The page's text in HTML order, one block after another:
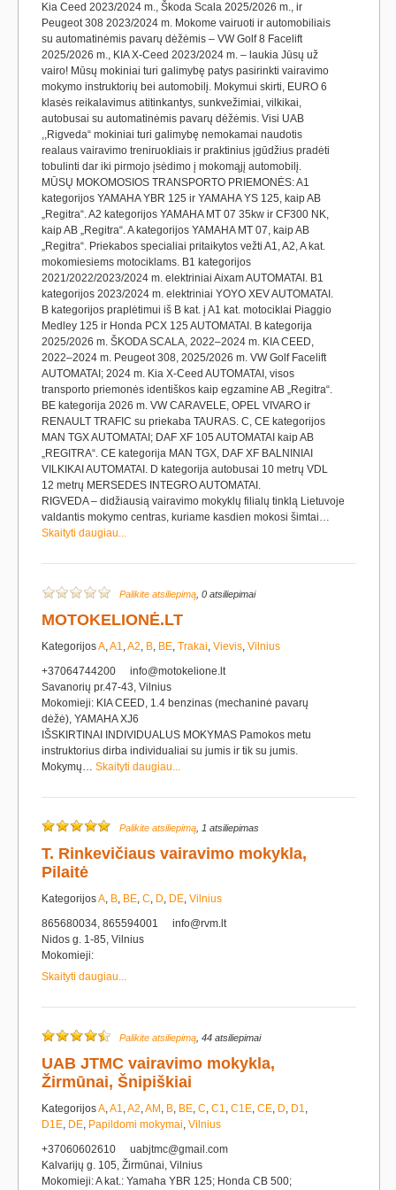
Kia Ceed 2023/2024 m., Škoda Scala 2025/2026 m., ir
Peugeot 308 2023/2024 m. Mokome vairuoti ir automobiliais
su automatinėmis pavarų dėžėmis – VW Golf 8 Facelift
2025/2026 m., KIA X-Ceed 2023/2024 m. – laukia Jūsų už
vairo! Mūsų mokiniai turi galimybę patys pasirinkti vairavimo
mokymo instruktorių bei automobilį. Mokymui skirti, EURO 6
klasės reikalavimus atitinkantys, sunkvežimiai, vilkikai,
autobusai su automatinėmis pavarų dėžėmis. Visi UAB
,,Rigveda“ mokiniai turi galimybę nemokamai naudotis
realaus vairavimo treniruokliais ir praktinius įgūdžius pradėti
tobulinti dar iki pirmojo įsėdimo į mokomąjį automobilį.
MŪSŲ MOKOMOSIOS TRANSPORTO PRIEMONĖS: A1
kategorijos YAMAHA YBR 125 ir YAMAHA YS 125, kaip AB
„Regitra“. A2 kategorijos YAMAHA MT 07 35kw ir CF300 NK,
kaip AB „Regitra“. A kategorijos YAMAHA MT 07, kaip AB
„Regitra“. Priekabos specialiai pritaikytos vežti A1, A2, A kat.
mokomiesiems motociklams. B1 kategorijos
2021/2022/2023/2024 m. elektriniai Aixam AUTOMATAI. B1
kategorijos 2023/2024 m. elektriniai YOYO XEV AUTOMATAI.
B kategorijos praplėtimui iš B kat. į A1 kat. motociklai Piaggio
Medley 125 ir Honda PCX 125 AUTOMATAI. B kategorija
2025/2026 m. ŠKODA SCALA, 2022–2024 m. KIA CEED,
2022–2024 m. Peugeot 308, 2025/2026 m. VW Golf Facelift
AUTOMATAI; 2024 m. Kia X-Ceed AUTOMATAI, visos
transporto priemonės identiškos kaip egzamine AB „Regitra“.
BE kategorija 2026 m. VW CARAVELE, OPEL VIVARO ir
RENAULT TRAFIC su priekaba TAURAS. C, CE kategorijos
MAN TGX AUTOMATAI; DAF XF 105 AUTOMATAI kaip AB
„REGITRA“. CE kategorija MAN TGX, DAF XF BALNINIAI
VILKIKAI AUTOMATAI. D kategorija autobusai 10 metrų VDL
12 metrų MERSEDES INTEGRO AUTOMATAI.
RIGVEDA – didžiausią vairavimo mokyklų filialų tinklą Lietuvoje
valdantis mokymo centras, kuriame kasdien mokosi šimtai…
Skaityti daugiau...
Palikite atsiliepimą , 0 atsiliepimai
MOTOKELIONĖ.LT
KategorijosA,A1,A2, B, BE, Trakai, Vievis, Vilnius
+37064744200
info@motokelione.lt
Savanorių pr.47-43, Vilnius
Mokomieji: KIA CEED, 1.4 benzinas (mechaninė pavarų
dėžė), YAMAHA XJ6
IŠSKIRTINAI INDIVIDUALUS MOKYMAS Pamokos metu
instruktorius dirba individualiai su jumis ir tik su jumis.
Mokymų… Skaityti daugiau...
Palikite atsiliepimą , 1 atsiliepimas
T. Rinkevičiaus vairavimo mokykla,
Pilaitė
KategorijosA, B, BE, C, D, DE, Vilnius
865680034, 865594001
info@rvm.lt
Nidos g. 1-85, Vilnius
Mokomieji:
Skaityti daugiau...
Palikite atsiliepimą , 44 atsiliepimai
UAB JTMC vairavimo mokykla,
Žirmūnai, Šnipiškiai
KategorijosA,A1,A2,AM , B, BE, C, C1, C1E, CE, D, D1,
D1E, DE, Papildomi mokymai, Vilnius
+37060602610
uabjtmc@gmail.com
Kalvarijų g. 105, Žirmūnai, Vilnius
Mokomieji: A kat.: Yamaha YBR 125; Honda CB 500;